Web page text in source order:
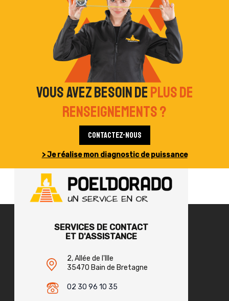
Vous avez besoin deplus de
renseignements ?
Contactez-nous
> Je réalise mon diagnostic de puissance
SERVICES DE CONTACT
ET D'ASSISTANCE
2, Allée de l'Ille
35470 Bain de Bretagne
02 30 96 10 35